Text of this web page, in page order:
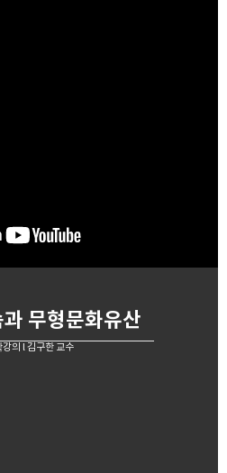
무형문화유산
강의 l 김구한 교수